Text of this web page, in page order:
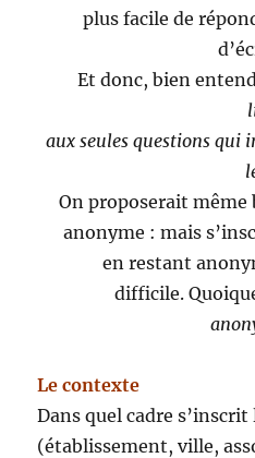
plus facile de
Et donc, bien
aux seules questions qui
On proposerait
anonyme : mais
en restant
difficile.
Le contexte
Dans quel cadre
(établissement, ville,